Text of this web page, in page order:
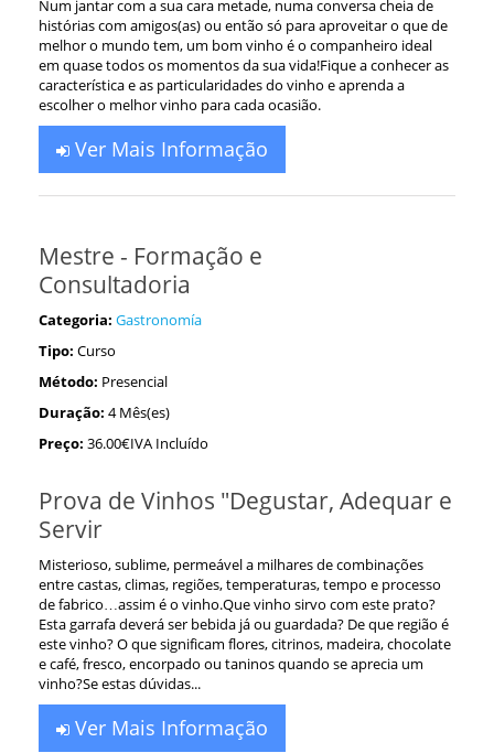
Num jantar com a sua cara metade, numa conversa cheia de
histórias com amigos(as) ou então só para aproveitar o que de
melhor o mundo tem, um bom vinho é o companheiro ideal
em quase todos os momentos da sua vida!Fique a conhecer as
característica e as particularidades do vinho e aprenda a
escolher o melhor vinho para cada ocasião.
Ver Mais Informação
Mestre - Formação e
Consultadoria
Categoria: Gastronomía
Tipo: Curso
Método: Presencial
Duração: 4 Mês(es)
Preço: 36.00€IVA Incluído
Prova de Vinhos "Degustar, Adequar e
Servir
Misterioso, sublime, permeável a milhares de combinações
entre castas, climas, regiões, temperaturas, tempo e processo
de fabrico…assim é o vinho.Que vinho sirvo com este prato?
Esta garrafa deverá ser bebida já ou guardada? De que região é
este vinho? O que significam flores, citrinos, madeira, chocolate
e café, fresco, encorpado ou taninos quando se aprecia um
vinho?Se estas dúvidas...
Ver Mais Informação